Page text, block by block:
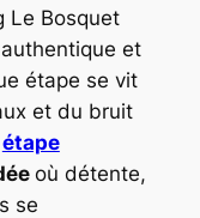
Le Bosquet
et
étape se vit
et du bruit
étape
où détente,
se